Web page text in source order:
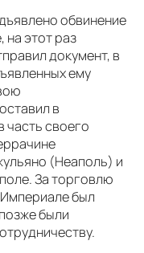
обвинение
этот раз
документ, в
ему
в
часть своего
(Неаполь) и
За торговлю
был
были